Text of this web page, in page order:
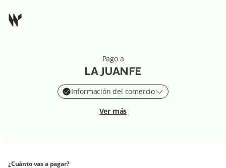
Pago a
LA JUANFE
Información del comercio
Ver más
¿Cuánto vas a pagar?